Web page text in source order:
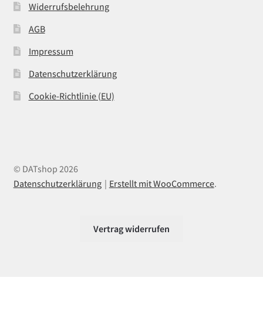
Widerrufsbelehrung
AGB
Impressum
Datenschutzerklärung
Cookie-Richtlinie (EU)
© DATshop 2026
Datenschutzerklärung
Erstellt mit WooCommerce.
Vertrag widerrufen